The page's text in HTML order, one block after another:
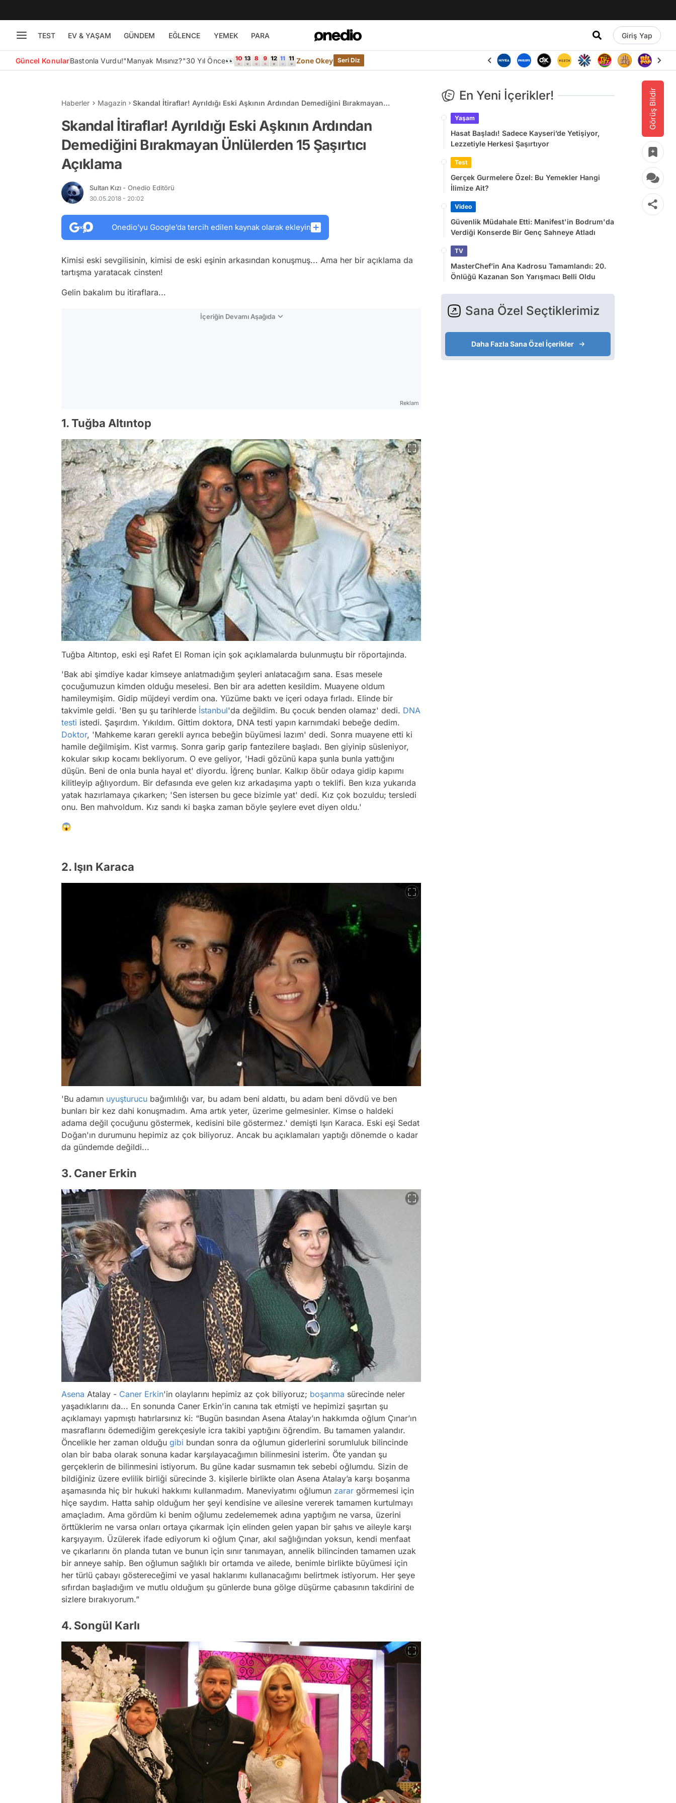
TEST EV & YAŞAM GÜNDEM EĞLENCE YEMEK PARA Giriş Yap
Güncel KonularBastonla Vurdu!"Manyak Mısınız?"30 Yıl Önce👀 Zone Okey Seri Diz
Görüş Bildir
Haberler Magazin
Skandal İtiraflar! Ayrıldığı Eski Aşkının Ardından Demediğini Bırakmayan
Skandal İtiraflar! Ayrıldığı Eski Aşkının Ardından
Demediğini Bırakmayan Ünlülerden 15 Şaşırtıcı
Açıklama
Sultan Kızı - Onedio Editörü
30.05.2018 - 20:02
Onedio’yu Google’da tercih edilen kaynak olarak ekleyin
Kimisi eski sevgilisinin, kimisi de eski eşinin arkasından konuşmuş... Ama her bir açıklama da
tartışma yaratacak cinsten!
Gelin bakalım bu itiraflara...
İçeriğin Devamı Aşağıda
Reklam
1. Tuğba Altıntop
Tuğba Altıntop, eski eşi Rafet El Roman için şok açıklamalarda bulunmuştu bir röportajında.
'Bak abi şimdiye kadar kimseye anlatmadığım şeyleri anlatacağım sana. Esas mesele
çocuğumuzun kimden olduğu meselesi. Ben bir ara adetten kesildim. Muayene oldum
hamileymişim. Gidip müjdeyi verdim ona. Yüzüme baktı ve içeri odaya fırladı. Elinde bir
takvimle geldi. 'Ben şu şu tarihlerde İstanbul'da değildim. Bu çocuk benden olamaz' dedi. DNA
testi istedi. Şaşırdım. Yıkıldım. Gittim doktora, DNA testi yapın karnımdaki bebeğe dedim.
Doktor, 'Mahkeme kararı gerekli ayrıca bebeğin büyümesi lazım' dedi. Sonra muayene etti ki
hamile değilmişim. Kist varmış. Sonra garip garip fantezilere başladı. Ben giyinip süsleniyor,
kokular sıkıp kocamı bekliyorum. O eve geliyor, 'Hadi gözünü kapa şunla bunla yattığını
düşün. Beni de onla bunla hayal et' diyordu. İğrenç bunlar. Kalkıp öbür odaya gidip kapımı
kilitleyip ağlıyordum. Bir defasında eve gelen kız arkadaşıma yaptı o teklifi. Ben kıza yukarıda
yatak hazırlamaya çıkarken; 'Sen istersen bu gece bizimle yat' dedi. Kız çok bozuldu; tersledi
onu. Ben mahvoldum. Kız sandı ki başka zaman böyle şeylere evet diyen oldu.'
😱
2. Işın Karaca
'Bu adamın uyuşturucu bağımlılığı var, bu adam beni aldattı, bu adam beni dövdü ve ben
bunları bir kez dahi konuşmadım. Ama artık yeter, üzerime gelmesinler. Kimse o haldeki
adama değil çocuğunu göstermek, kedisini bile göstermez.' demişti Işın Karaca. Eski eşi Sedat
Doğan'ın durumunu hepimiz az çok biliyoruz. Ancak bu açıklamaları yaptığı dönemde o kadar
da gündemde değildi...
3. Caner Erkin
Asena Atalay - Caner Erkin'in olaylarını hepimiz az çok biliyoruz; boşanma sürecinde neler
yaşadıklarını da... En sonunda Caner Erkin'in canına tak etmişti ve hepimizi şaşırtan şu
açıklamayı yapmıştı hatırlarsınız ki: “Bugün basından Asena Atalay’ın hakkımda oğlum Çınar’ın
masraflarını ödemediğim gerekçesiyle icra takibi yaptığını öğrendim. Bu tamamen yalandır.
Öncelikle her zaman olduğu gibi bundan sonra da oğlumun giderlerini sorumluluk bilincinde
olan bir baba olarak sonuna kadar karşılayacağımın bilinmesini isterim. Öte yandan şu
gerçeklerin de bilinmesini istiyorum. Bu güne kadar susmamın tek sebebi oğlumdu. Sizin de
bildiğiniz üzere evlilik birliği sürecinde 3. kişilerle birlikte olan Asena Atalay’a karşı boşanma
aşamasında hiç bir hukuki hakkımı kullanmadım. Maneviyatımı oğlumun zarar görmemesi için
hiçe saydım. Hatta sahip olduğum her şeyi kendisine ve ailesine vererek tamamen kurtulmayı
amaçladım. Ama gördüm ki benim oğlumu zedelememek adına yaptığım ne varsa, üzerini
örttüklerim ne varsa onları ortaya çıkarmak için elinden gelen yapan bir şahıs ve aileyle karşı
karşıyayım. Üzülerek ifade ediyorum ki oğlum Çınar, akıl sağlığından yoksun, kendi menfaat
ve çıkarlarını ön planda tutan ve bunun için sınır tanımayan, annelik bilincinden tamamen uzak
bir anneye sahip. Ben oğlumun sağlıklı bir ortamda ve ailede, benimle birlikte büyümesi için
her türlü çabayı göstereceğimi ve yasal haklarımı kullanacağımı belirtmek istiyorum. Her şeye
sıfırdan başladığım ve mutlu olduğum şu günlerde buna gölge düşürme çabasının takdirini de
sizlere bırakıyorum.”
4. Songül Karlı
En Yeni İçerikler!
Yaşam
Hasat Başladı! Sadece Kayseri’de Yetişiyor,
Lezzetiyle Herkesi Şaşırtıyor
Test
Gerçek Gurmelere Özel: Bu Yemekler Hangi
İlimize Ait?
Video
Güvenlik Müdahale Etti: Manifest'in Bodrum'da
Verdiği Konserde Bir Genç Sahneye Atladı
TV
MasterChef’in Ana Kadrosu Tamamlandı: 20.
Önlüğü Kazanan Son Yarışmacı Belli Oldu
Sana Özel Seçtiklerimiz
Daha Fazla Sana Özel İçerikler